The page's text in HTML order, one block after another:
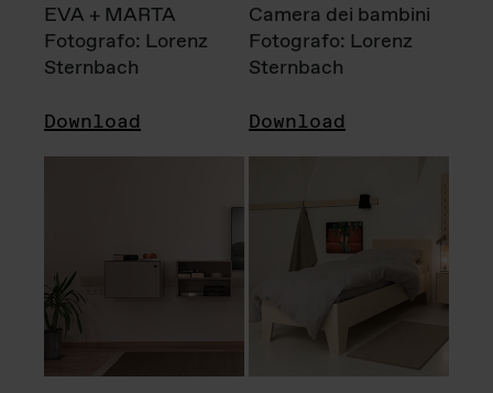
EVA + MARTA
Fotografo: Lorenz
Sternbach
Download
Camera dei bambini
Fotografo: Lorenz
Sternbach
Download